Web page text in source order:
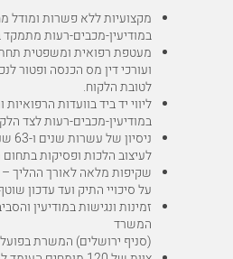
מקצועיות ללא פשרות ומודל
במודיעין-מכבים-רעות
מעטפת רפואית ומשפטית
ועורכי דין מס הכנסה ופטור
לטובת הלקוח.
ליווי יד ביד בוועדות
במודיעין-מכבים-רעות לצד
לעיצוב הלכות ופסיקות
שקיפות מלאה לאורך ההליך
על סיכויי התיק ועד עדכון
זמינות ונגישות במודיעין
המשרד
(סניף ירושלים) המשרת בפועל